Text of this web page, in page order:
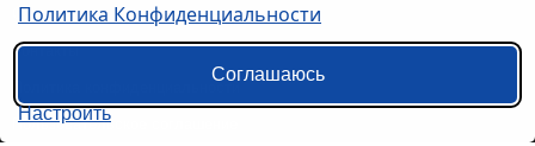
О компании
Контакты
Пользовательское соглашение
Политика Конфиденциальности
Соглашаюсь
Настроить